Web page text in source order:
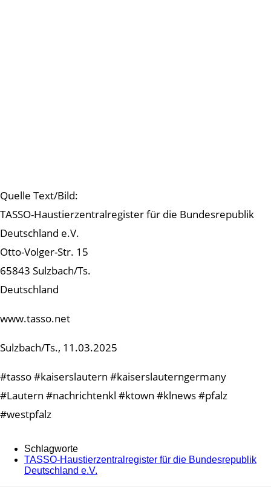
Quelle Text/Bild:
TASSO-Haustierzentralregister für die Bundesrepublik
Deutschland e.V.
Otto-Volger-Str. 15
65843 Sulzbach/Ts.
Deutschland
www.tasso.net
Sulzbach/Ts., 11.03.2025
#tasso #kaiserslautern #kaiserslauterngermany
#Lautern #nachrichtenkl #ktown #klnews #pfalz
#westpfalz
Schlagworte
TASSO-Haustierzentralregister für die Bundesrepublik
Deutschland e.V.